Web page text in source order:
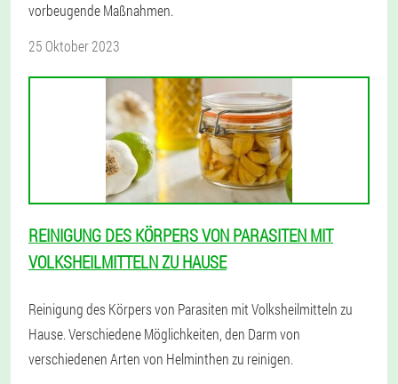
vorbeugende Maßnahmen.
25 Oktober 2023
REINIGUNG DES KÖRPERS VON PARASITEN MIT
VOLKSHEILMITTELN ZU HAUSE
Reinigung des Körpers von Parasiten mit Volksheilmitteln zu
Hause. Verschiedene Möglichkeiten, den Darm von
verschiedenen Arten von Helminthen zu reinigen.